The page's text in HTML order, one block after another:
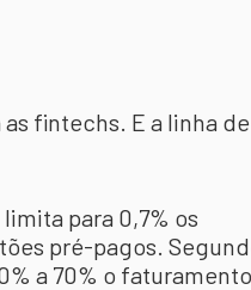
fintechs. E a linha de
para 0,7% os
pré-pagos.
a 70% o faturamento